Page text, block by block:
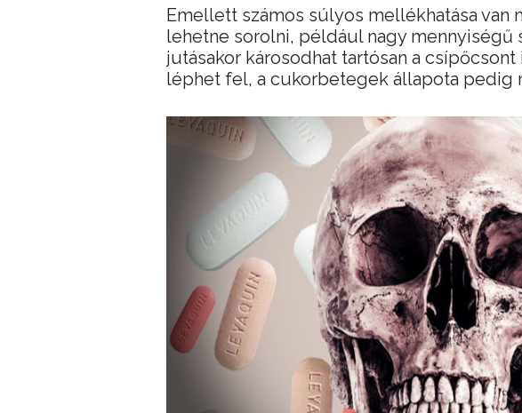
Emellett számos súlyos mellékhatása van
lehetne sorolni, például nagy mennyiségű
jutásakor károsodhat tartósan a
léphet fel, a cukorbetegek állapota pedig